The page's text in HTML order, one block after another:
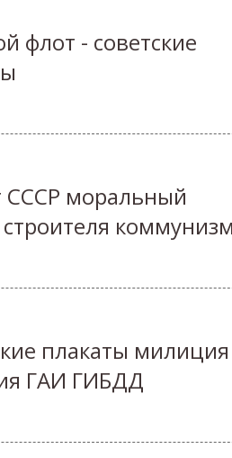
флот - советские
СССР моральный
строителя
плакаты милиция
ГАИ ГИБДД